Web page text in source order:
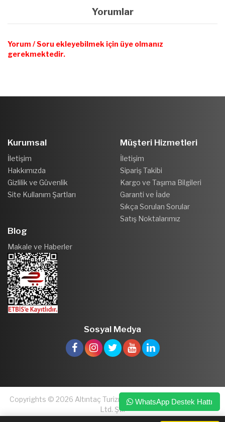
Yorumlar
Yorum / Soru ekleyebilmek için üye olmanız
gerekmektedir.
Kurumsal
İletişim
Hakkımızda
Gizlilik ve Güvenlik
Site Kullanım Şartları
Müşteri Hizmetleri
İletişim
Sipariş Takibi
Kargo ve Taşıma Bilgileri
Garanti ve İade
Sıkça Sorulan Sorular
Satış Noktalarımız
Blog
Makale ve Haberler
Sosyal Medya
Copyrights © 2026 Altıntaç Turizm ve Kuyumculuk San. ve Tic.
Ltd. Şti.
WhatsApp Destek Hattı